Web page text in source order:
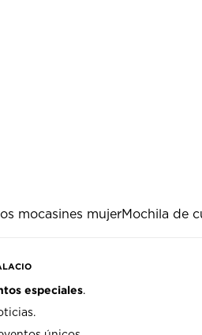
mocasines mujerMochila de
especiales.